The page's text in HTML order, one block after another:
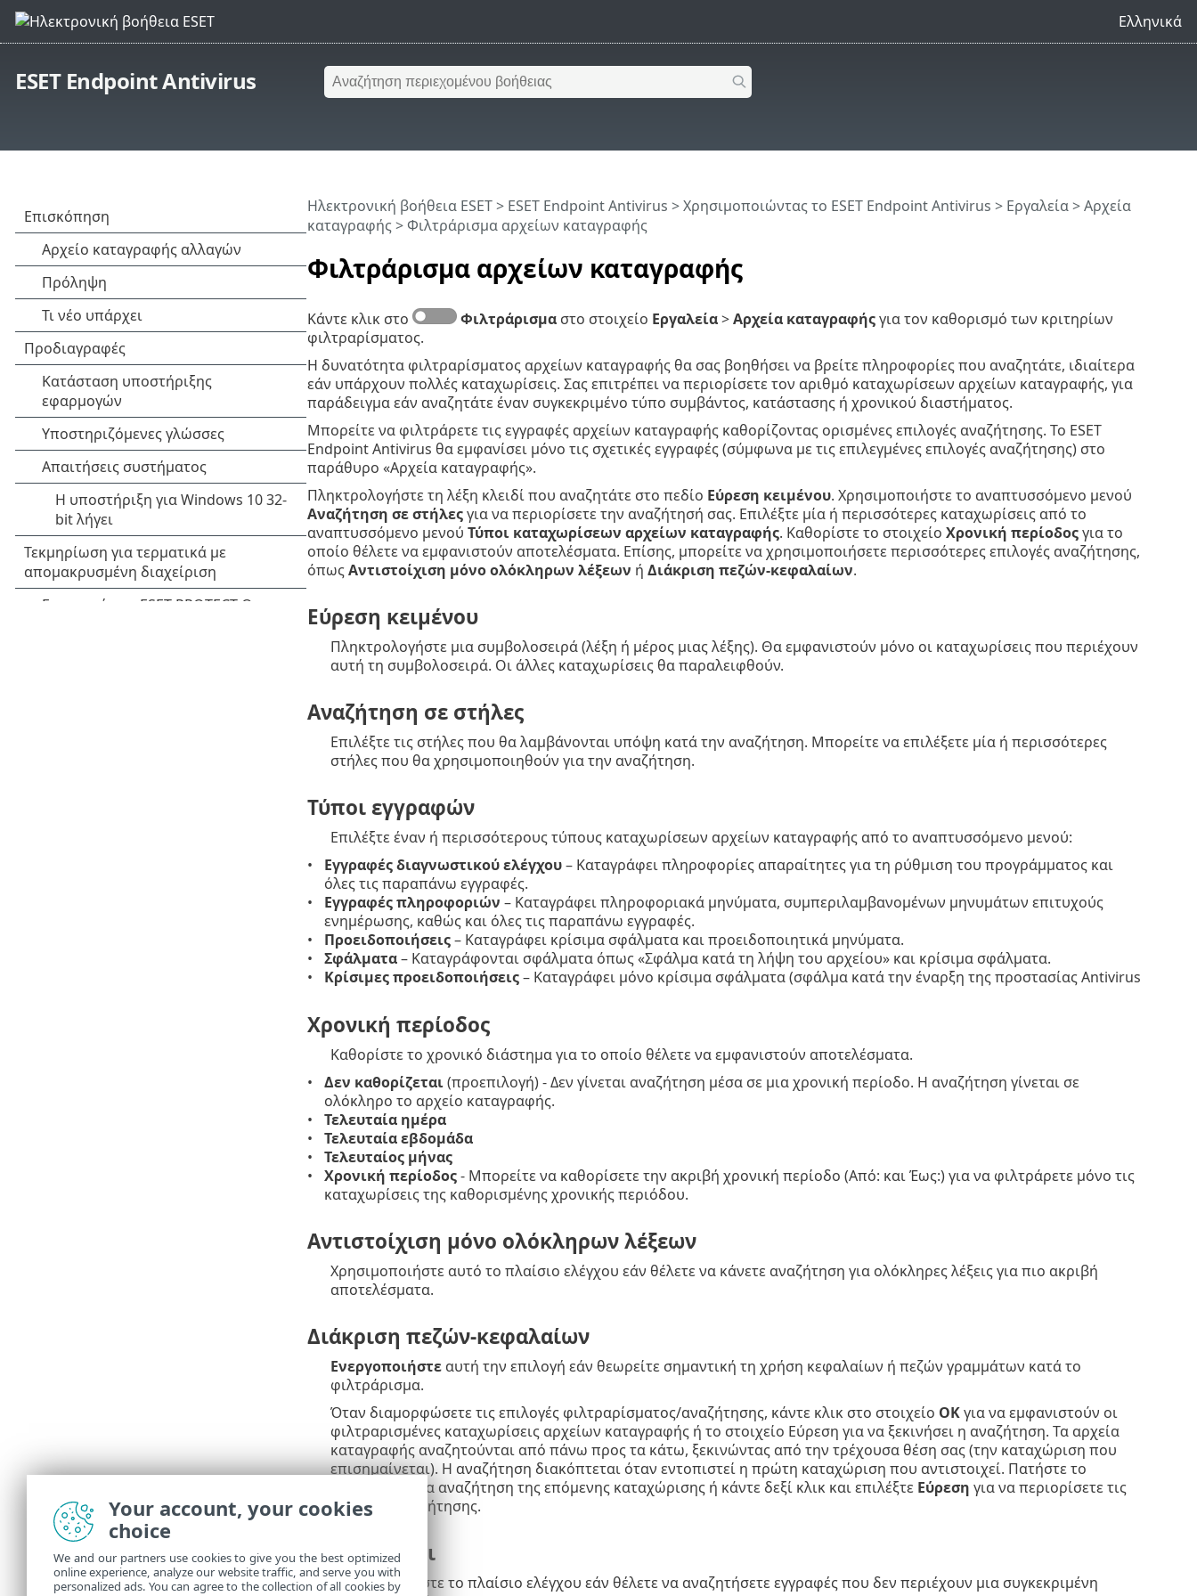
Ελληνικά
ESET Endpoint Antivirus
Φιλτράρισμα αρχείων καταγραφής
Ηλεκτρονική βοήθεια ESET> ESET Endpoint Antivirus >Χρησιμοποιώντας το ESET Endpoint Antivirus > Εργαλεία>Αρχεία
καταγραφής> Φιλτράρισμα αρχείων καταγραφής
Κάντε κλικ στο Φιλτράρισμαστο στοιχείο Εργαλεία>Αρχεία καταγραφήςγια τον καθορισμό των κριτηρίων
φιλτραρίσματος.
Η δυνατότητα φιλτραρίσματος αρχείων καταγραφής θα σας βοηθήσει να βρείτε πληροφορίες που αναζητάτε, ιδιαίτερα
εάν υπάρχουν πολλές καταχωρίσεις. Σας επιτρέπει να περιορίσετε τον αριθμό καταχωρίσεων αρχείων καταγραφής, για
παράδειγμα εάν αναζητάτε έναν συγκεκριμένο τύπο συμβάντος, κατάστασης ή χρονικού διαστήματος.
Μπορείτε να φιλτράρετε τις εγγραφές αρχείων καταγραφής καθορίζοντας ορισμένες επιλογές αναζήτησης. Το ESET
Endpoint Antivirus θα εμφανίσει μόνο τις σχετικές εγγραφές (σύμφωνα με τις επιλεγμένες επιλογές αναζήτησης) στο
παράθυρο «Αρχεία καταγραφής».
Πληκτρολογήστε τη λέξη κλειδί που αναζητάτε στο πεδίο Εύρεση κειμένου. Χρησιμοποιήστε το αναπτυσσόμενο μενού
Αναζήτηση σε στήλεςγια να περιορίσετε την αναζήτησή σας. Επιλέξτε μία ή περισσότερες καταχωρίσεις από το
αναπτυσσόμενο μενού Τύποι καταχωρίσεων αρχείων καταγραφής. Καθορίστε το στοιχείο Χρονική περίοδοςγια το
οποίο θέλετε να εμφανιστούν αποτελέσματα. Επίσης, μπορείτε να χρησιμοποιήσετε περισσότερες επιλογές αναζήτησης,
όπωςΑντιστοίχιση μόνο ολόκληρων λέξεων ή Διάκριση πεζών-κεφαλαίων.
Εύρεση κειμένου
Πληκτρολογήστε μια συμβολοσειρά (λέξη ή μέρος μιας λέξης). Θα εμφανιστούν μόνο οι καταχωρίσεις που περιέχουν
αυτή τη συμβολοσειρά. Οι άλλες καταχωρίσεις θα παραλειφθούν.
Αναζήτηση σε στήλες
Επιλέξτε τις στήλες που θα λαμβάνονται υπόψη κατά την αναζήτηση. Μπορείτε να επιλέξετε μία ή περισσότερες
στήλες που θα χρησιμοποιηθούν για την αναζήτηση.
Τύποι εγγραφών
Επιλέξτε έναν ή περισσότερους τύπους καταχωρίσεων αρχείων καταγραφής από το αναπτυσσόμενο μενού:
Εγγραφές διαγνωστικού ελέγχου– Καταγράφει πληροφορίες απαραίτητες για τη ρύθμιση του προγράμματος και
όλες τις παραπάνω εγγραφές.
Εγγραφές πληροφοριών – Καταγράφει πληροφοριακά μηνύματα, συμπεριλαμβανομένων μηνυμάτων επιτυχούς
ενημέρωσης, καθώς και όλες τις παραπάνω εγγραφές.
Προειδοποιήσεις– Καταγράφει κρίσιμα σφάλματα και προειδοποιητικά μηνύματα.
Σφάλματα– Καταγράφονται σφάλματα όπως «Σφάλμα κατά τη λήψη του αρχείου» και κρίσιμα σφάλματα.
Κρίσιμες προειδοποιήσεις– Καταγράφει μόνο κρίσιμα σφάλματα (σφάλμα κατά την έναρξη της προστασίας Antivirus
Χρονική περίοδος
Καθορίστε το χρονικό διάστημα για το οποίο θέλετε να εμφανιστούν αποτελέσματα.
Δεν καθορίζεται(προεπιλογή) - Δεν γίνεται αναζήτηση μέσα σε μια χρονική περίοδο. Η αναζήτηση γίνεται σε
ολόκληρο το αρχείο καταγραφής.
Τελευταία ημέρα
Τελευταία εβδομάδα
Τελευταίος μήνας
Χρονική περίοδος- Μπορείτε να καθορίσετε την ακριβή χρονική περίοδο (Από: και Έως:) για να φιλτράρετε μόνο τις
καταχωρίσεις της καθορισμένης χρονικής περιόδου.
Αντιστοίχιση μόνο ολόκληρων λέξεων
Χρησιμοποιήστε αυτό το πλαίσιο ελέγχου εάν θέλετε να κάνετε αναζήτηση για ολόκληρες λέξεις για πιο ακριβή
αποτελέσματα.
Διάκριση πεζών-κεφαλαίων
Ενεργοποιήστεαυτή την επιλογή εάν θεωρείτε σημαντική τη χρήση κεφαλαίων ή πεζών γραμμάτων κατά το
φιλτράρισμα.
Όταν διαμορφώσετε τις επιλογές φιλτραρίσματος/αναζήτησης, κάντε κλικ στο στοιχείο OKγια να εμφανιστούν οι
φιλτραρισμένες καταχωρίσεις αρχείων καταγραφής ή το στοιχείο Εύρεση για να ξεκινήσει η αναζήτηση. Τα αρχεία
καταγραφής αναζητούνται από πάνω προς τα κάτω, ξεκινώντας από την τρέχουσα θέση σας (την καταχώριση που
επισημαίνεται). Η αναζήτηση διακόπτεται όταν εντοπιστεί η πρώτη καταχώριση που αντιστοιχεί. Πατήστε το
για αναζήτηση της επόμενης καταχώρισης ή κάντε δεξί κλικ και επιλέξτε Εύρεση για να περιορίσετε τις
επιλογές αναζήτησης.
Δεν περιέχει
Χρησιμοποιήστε το πλαίσιο ελέγχου εάν θέλετε να αναζητήσετε εγγραφές που δεν περιέχουν μια συγκεκριμένη
Your account, your cookies
choice
We and our partners use cookies to give you the best optimized
online experience, analyze our website traffic, and serve you with
personalized ads. You can agree to the collection of all cookies by